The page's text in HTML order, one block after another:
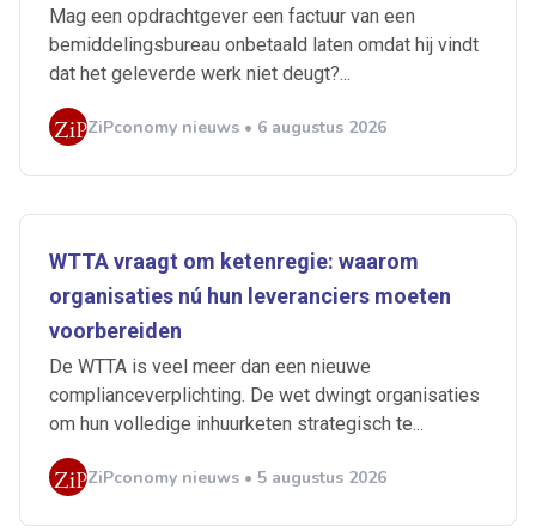
Mag een opdrachtgever een factuur van een
bemiddelingsbureau onbetaald laten omdat hij vindt
dat het geleverde werk niet deugt?...
ZiPconomy nieuws • 6 augustus 2026
WTTA vraagt om ketenregie: waarom
organisaties nú hun leveranciers moeten
voorbereiden
De WTTA is veel meer dan een nieuwe
complianceverplichting. De wet dwingt organisaties
om hun volledige inhuurketen strategisch te...
ZiPconomy nieuws • 5 augustus 2026